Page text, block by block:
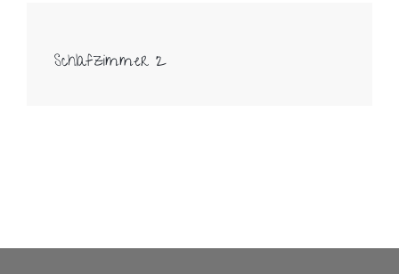
Schlafzimmer 2